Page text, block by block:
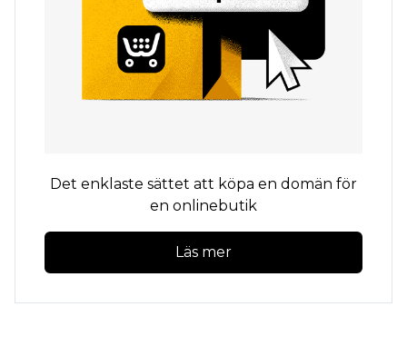
Det enklaste sättet att köpa en domän för
en onlinebutik
Läs mer